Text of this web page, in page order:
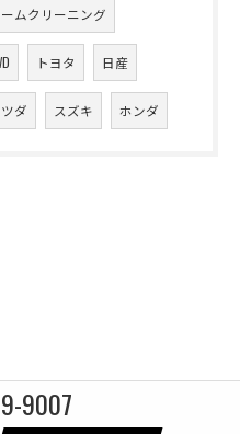
ムクリーニング
トヨタ 日産
ダ スズキ ホンダ
9007